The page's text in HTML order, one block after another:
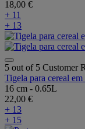
18,00 €
+ 11
+ 13
5 out of 5 Customer
Tigela para cereal
16 cm - 0.65L
22,00 €
+ 13
+ 15